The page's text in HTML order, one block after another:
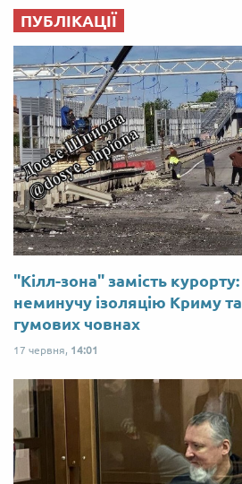
ПУБЛІКАЦІЇ
"Кілл-зона" замість
неминучу ізоляцію Криму
гумових човнах
17 червня, 14:01